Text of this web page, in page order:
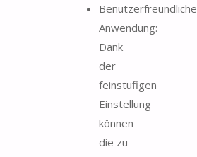
Benutzerfreundliche
Anwendung:
Dank
der
feinstufigen
Einstellung
können
die zu